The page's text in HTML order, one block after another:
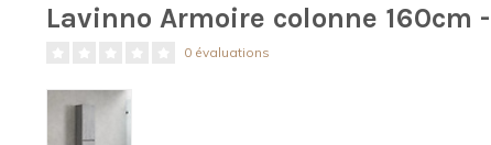
Lavinno Armoire colonne 160cm
0 évaluations